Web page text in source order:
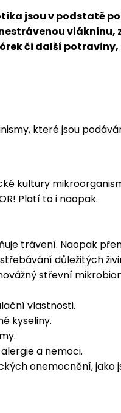
jsou v podstatě
či další
které jsou
kultury
Platí to i naopak.
trávení. Naopak
důležitých
střevní
vlastnosti.
kyseliny.
a nemoci.
onemocnění, jako